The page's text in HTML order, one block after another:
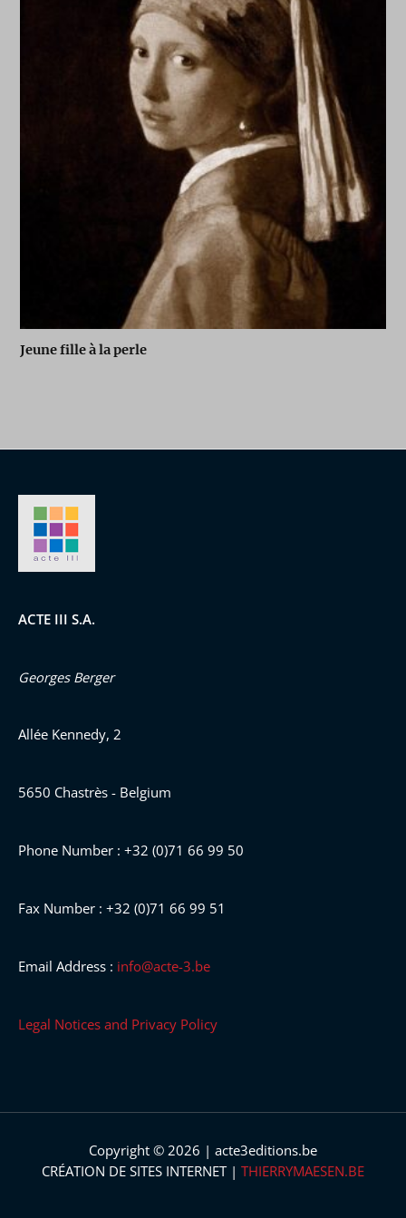
Jeune fille à la perle
ACTE III S.A.
Georges Berger
Allée Kennedy, 2
5650 Chastrès - Belgium
Phone Number : +32 (0)71 66 99 50
Fax Number : +32 (0)71 66 99 51
Email Address : info@acte-3.be
Legal Notices and Privacy Policy
Copyright © 2026 | acte3editions.be
CRÉATION DE SITES INTERNET | THIERRYMAESEN.BE